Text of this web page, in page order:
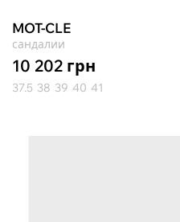
MOT-CLE
сандалии
10 202 грн
37.5 38 39 40 41